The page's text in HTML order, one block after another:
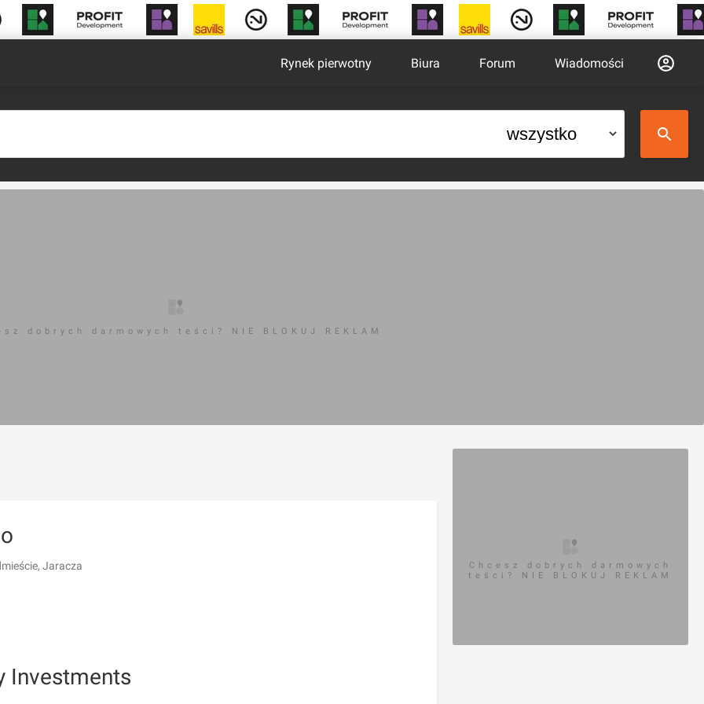
Rynek pierwotny Biura Forum Wiadomości
dobrych darmowych teści? NIE BLOKUJ REKLAM
Jaracza
Investments
Chcesz dobrych darmowych
teści? NIE BLOKUJ REKLAM